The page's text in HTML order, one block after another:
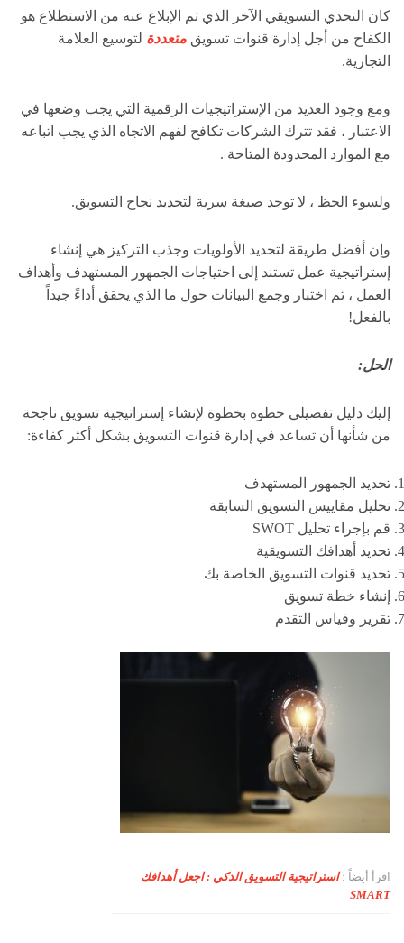
كان التحدي التسويقي الآخر الذي تم الإبلاغ عنه من الاستطلاع هو
الكفاح من أجل إدارة قنوات تسويق متعددة لتوسيع العلامة
التجارية.
ومع وجود العديد من الإستراتيجيات الرقمية التي يجب وضعها في
الاعتبار ، فقد تترك الشركات تكافح لفهم الاتجاه الذي يجب اتباعه
مع الموارد المحدودة المتاحة .
ولسوء الحظ ، لا توجد صيغة سرية لتحديد نجاح التسويق.
وإن أفضل طريقة لتحديد الأولويات وجذب التركيز هي إنشاء
إستراتيجية عمل تستند إلى احتياجات الجمهور المستهدف وأهداف
العمل ، ثم اختبار وجمع البيانات حول ما الذي يحقق أداءً جيداً
بالفعل!
الحل:
إليك دليل تفصيلي خطوة بخطوة لإنشاء إستراتيجية تسويق ناجحة
من شأنها أن تساعد في إدارة قنوات التسويق بشكل أكثر كفاءة:
تحديد الجمهور المستهدف
تحليل مقاييس التسويق السابقة
قم بإجراء تحليل SWOT
تحديد أهدافك التسويقية
تحديد قنوات التسويق الخاصة بك
إنشاء خطة تسويق
تقرير وقياس التقدم
اقرأ أيضاً :استراتيجية التسويق الذكي : اجعل أهدافك
SMART